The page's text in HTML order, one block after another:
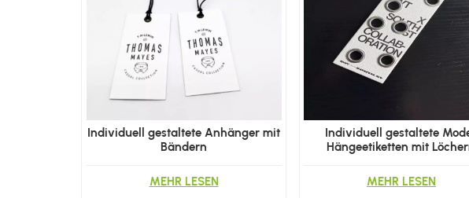
Individuell gestaltete Anhänger mit
Bändern
MEHR LESEN
Individuell gestaltete
Hängeetiketten mit
MEHR LESEN